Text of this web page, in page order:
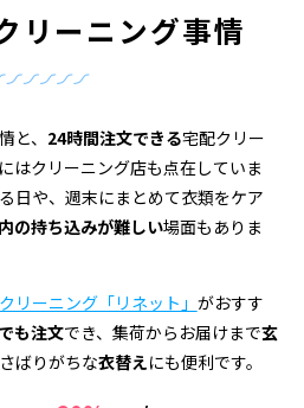
リーニング事情
と、 24時間注文できる宅配クリー
はクリーニング店も点在していま
日や、週末にまとめて衣類をケア
の持ち込みが難しい場面もありま
リーニング「リネット」 がおすす
も注文でき、集荷からお届けまで玄
ばりがちな衣替えにも便利です。